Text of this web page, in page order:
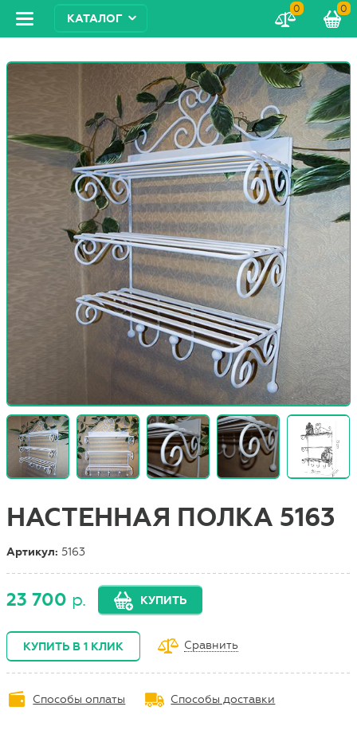
КАТАЛОГ
0 0
НАСТЕННАЯ ПОЛКА 5163
Артикул: 5163
23 700 р. КУПИТЬ
КУПИТЬ В 1 КЛИК Сравнить
Способы оплаты Способы доставки